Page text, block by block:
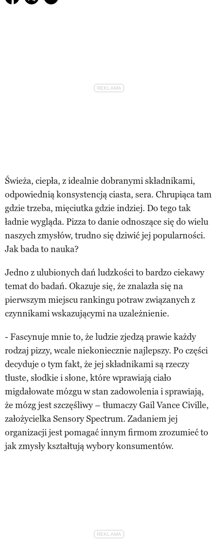
Świeża, ciepła, z idealnie dobranymi składnikami,
odpowiednią konsystencją ciasta, sera. Chrupiąca tam
gdzie trzeba, mięciutka gdzie indziej. Do tego tak
ładnie wygląda. Pizza to danie odnoszące się do wielu
naszych zmysłów, trudno się dziwić jej popularności.
Jak bada to nauka?
Jedno z ulubionych dań ludzkości to bardzo ciekawy
temat do badań. Okazuje się, że znalazła się na
pierwszym miejscu rankingu potraw związanych z
czynnikami wskazującymi na uzależnienie.
- Fascynuje mnie to, że ludzie zjedzą prawie każdy
rodzaj pizzy, wcale niekoniecznie najlepszy. Po części
decyduje o tym fakt, że jej składnikami są rzeczy
tłuste, słodkie i słone, które wprawiają ciało
migdałowate mózgu w stan zadowolenia i sprawiają,
że mózg jest szczęśliwy – tłumaczy Gail Vance Civille,
założycielka Sensory Spectrum. Zadaniem jej
organizacji jest pomagać innym firmom zrozumieć to
jak zmysły kształtują wybory konsumentów.